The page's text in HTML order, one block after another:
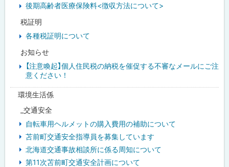
後期高齢者医療保険料<徴収方法について>
税証明
各種税証明について
お知らせ
【注意喚起】個人住民税の納税を催促する不審なメールにご注
意ください！
環境生活係
_交通安全
自転車用ヘルメットの購入費用の補助について
苫前町交通安全指導員を募集しています
北海道交通事故相談所に係る周知について
第11次苫前町交通安全計画について